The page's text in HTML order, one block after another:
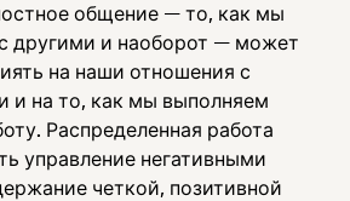
общение — то, как мы
другими и наоборот — может
на наши отношения с
и на то, как мы выполняем
Распределенная работа
управление негативными
четкой, позитивной